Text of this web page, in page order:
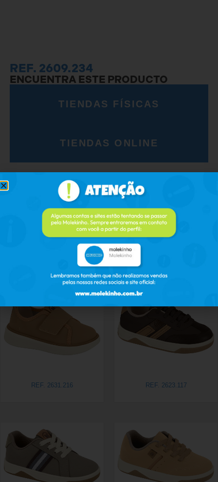
REF. 2609.234
ENCUENTRA ESTE PRODUCTO
TIENDAS FÍSICAS
TIENDAS ONLINE
PRODUCTOS RELACIONADOS
REF. 2631.216 REF. 2623.117